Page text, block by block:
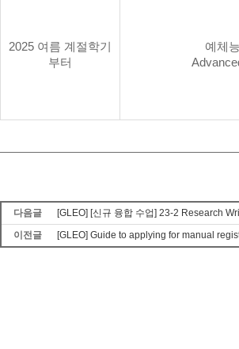
2025 여름 계절학기
부터
예체
다음글
[GLEO] [신규 융합 수업] 23-2 Research
이전글
[GLEO] Guide to applying for manual